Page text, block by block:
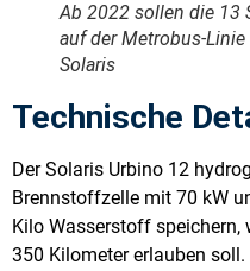
Ab 2022 sollen die 13
auf der Metrobus-
Solaris
Technische
Der Solaris Urbino 12
Brennstoffzelle mit 70 kW
Kilo Wasserstoff speichern,
350 Kilometer erlauben